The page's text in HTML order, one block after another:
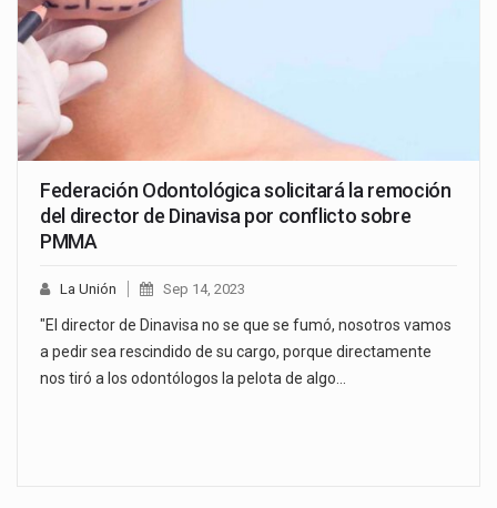
Federación Odontológica solicitará la remoción
del director de Dinavisa por conflicto sobre
PMMA
La Unión Sep 14, 2023
"El director de Dinavisa no se que se fumó, nosotros vamos
a pedir sea rescindido de su cargo, porque directamente
nos tiró a los odontólogos la pelota de algo…